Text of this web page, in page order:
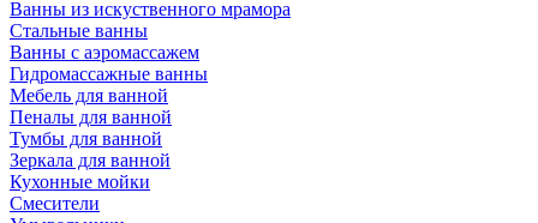
Ванны из искуственного мрамора
Стальные ванны
Ванны с аэромассажем
Гидромассажные ванны
Мебель для ванной
Пеналы для ванной
Тумбы для ванной
Зеркала для ванной
Кухонные мойки
Смесители